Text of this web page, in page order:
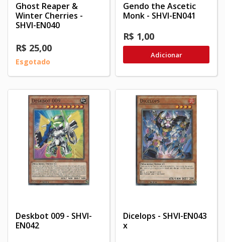
Ghost Reaper &
Winter Cherries -
SHVI-EN040
R$ 25,00
Esgotado
Gendo the Ascetic
Monk - SHVI-EN041
R$ 1,00
Adicionar
Deskbot 009 - SHVI-
EN042
Dicelops - SHVI-EN043
x